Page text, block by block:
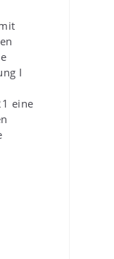
I
eine